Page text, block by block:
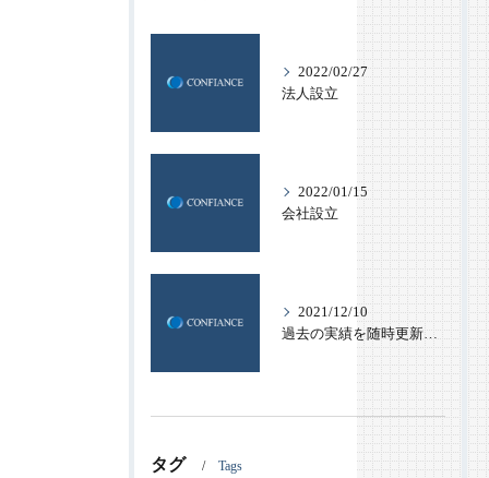
2022/02/27
法人設立
2022/01/15
会社設立
2021/12/10
過去の実績を随時更新していきます！
タグ Tags